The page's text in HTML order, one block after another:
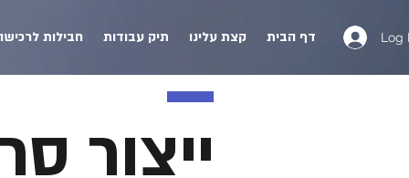
דף הבית קצת עלינו תיק עבודות חבילות Log
ייצור